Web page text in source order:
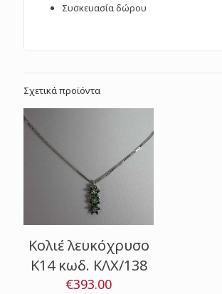
Συσκευασία δώρου
Σχετικά προϊόντα
Κολιέ λευκόχρυσο
Κ14 κωδ. ΚΛΧ/138
€393.00